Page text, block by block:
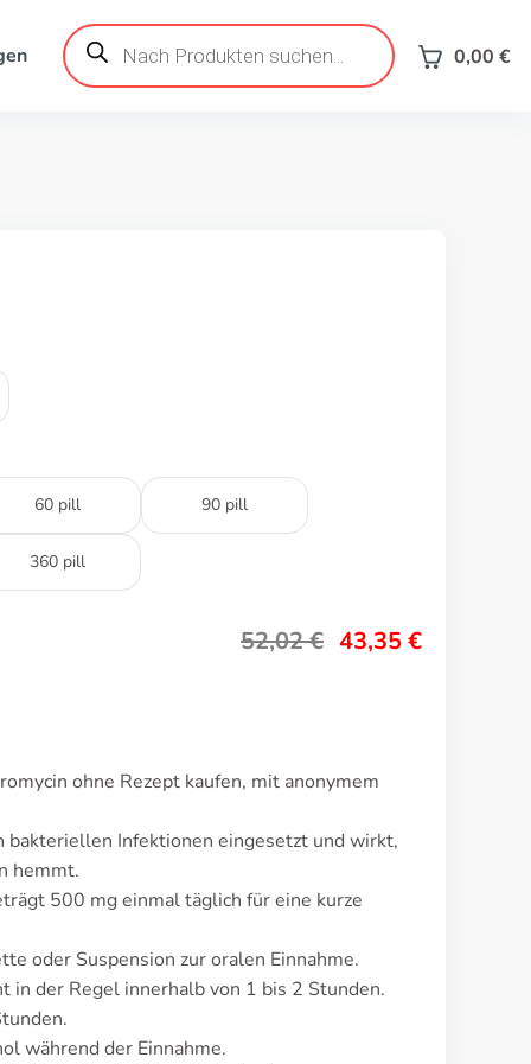
Products
search 0,00 €
60 pill 90 pill
360 pill
52,02€ 43,35€
ohne Rezept kaufen, mit anonymem
bakteriellen Infektionen eingesetzt und wirkt,
hemmt.
500 mg einmal täglich für eine kurze
oder Suspension zur oralen Einnahme.
in der Regel innerhalb von 1 bis 2 Stunden.
während der Einnahme.